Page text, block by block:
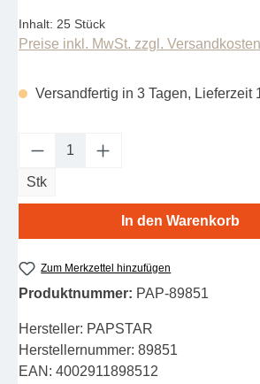
Inhalt: 25 Stück
Preise inkl. MwSt. zzgl. Versandkosten
Versandfertig in 3 Tagen, Lieferzeit
Produkt Anzahl: Gib den
Stk
In den Warenkorb
Zum Merkzettel hinzufügen
Produktnummer: PAP-89851
Hersteller: PAPSTAR
Herstellernummer: 89851
EAN: 4002911898512